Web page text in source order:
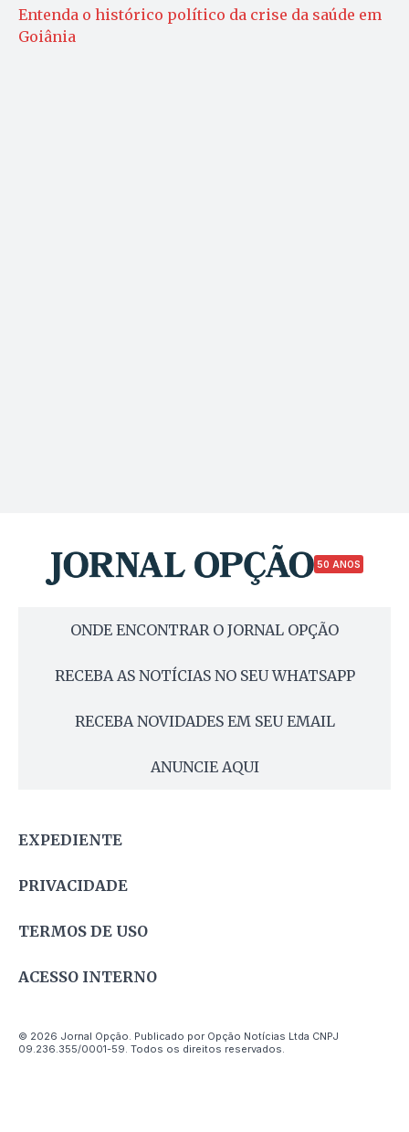
Entenda o histórico político da crise da saúde em
Goiânia
50 ANOS
ONDE ENCONTRAR O JORNAL OPÇÃO
RECEBA AS NOTÍCIAS NO SEU WHATSAPP
RECEBA NOVIDADES EM SEU EMAIL
ANUNCIE AQUI
EXPEDIENTE
PRIVACIDADE
TERMOS DE USO
ACESSO INTERNO
© 2026 Jornal Opção. Publicado por Opção Notícias Ltda CNPJ
09.236.355/0001-59. Todos os direitos reservados.